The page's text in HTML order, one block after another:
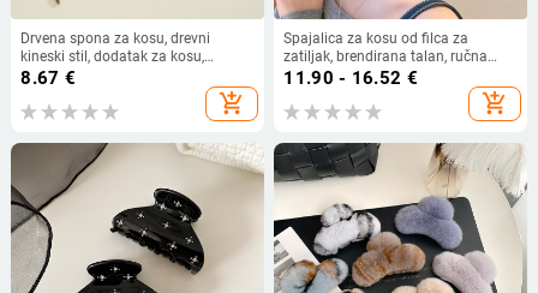
Drvena spona za kosu, drevni
kineski stil, dodatak za kosu,
podrijetlo: Jinhua Dongyang, jesen
8.67 €
add_shopping_cart
Spajalica za kosu od filca za
zatiljak, brendirana talan, ručna
izrada, hvatajući mehanizam, PC
influencer stil
11.90 - 16.52 €
add_shopping_cart